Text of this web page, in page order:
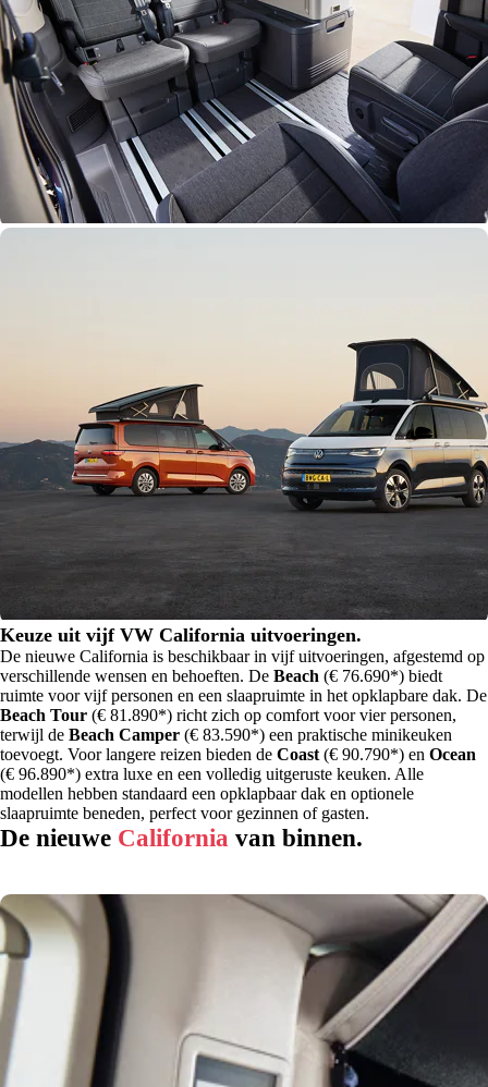
Keuze uit vijf VW California uitvoeringen.
De nieuwe California is beschikbaar in vijf uitvoeringen, afgestemd op
verschillende wensen en behoeften. De Beach (€ 76.690*) biedt
ruimte voor vijf personen en een slaapruimte in het opklapbare dak. De
Beach Tour (€ 81.890*) richt zich op comfort voor vier personen,
terwijl de Beach Camper (€ 83.590*) een praktische minikeuken
toevoegt. Voor langere reizen bieden de Coast (€ 90.790*) en Ocean
(€ 96.890*) extra luxe en een volledig uitgeruste keuken. Alle
modellen hebben standaard een opklapbaar dak en optionele
slaapruimte beneden, perfect voor gezinnen of gasten.
De nieuwe California van binnen.